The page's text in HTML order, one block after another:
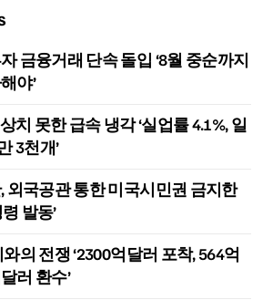
금융거래 단속 돌입 ‘8월 중순까지
야’
치 못한 급속 냉각 ‘실업률 4.1%, 일
3천개’
외국공관 통한 미국시민권 금지한
발동’
의 전쟁 ‘2300억달러 포착, 564억
러 환수’